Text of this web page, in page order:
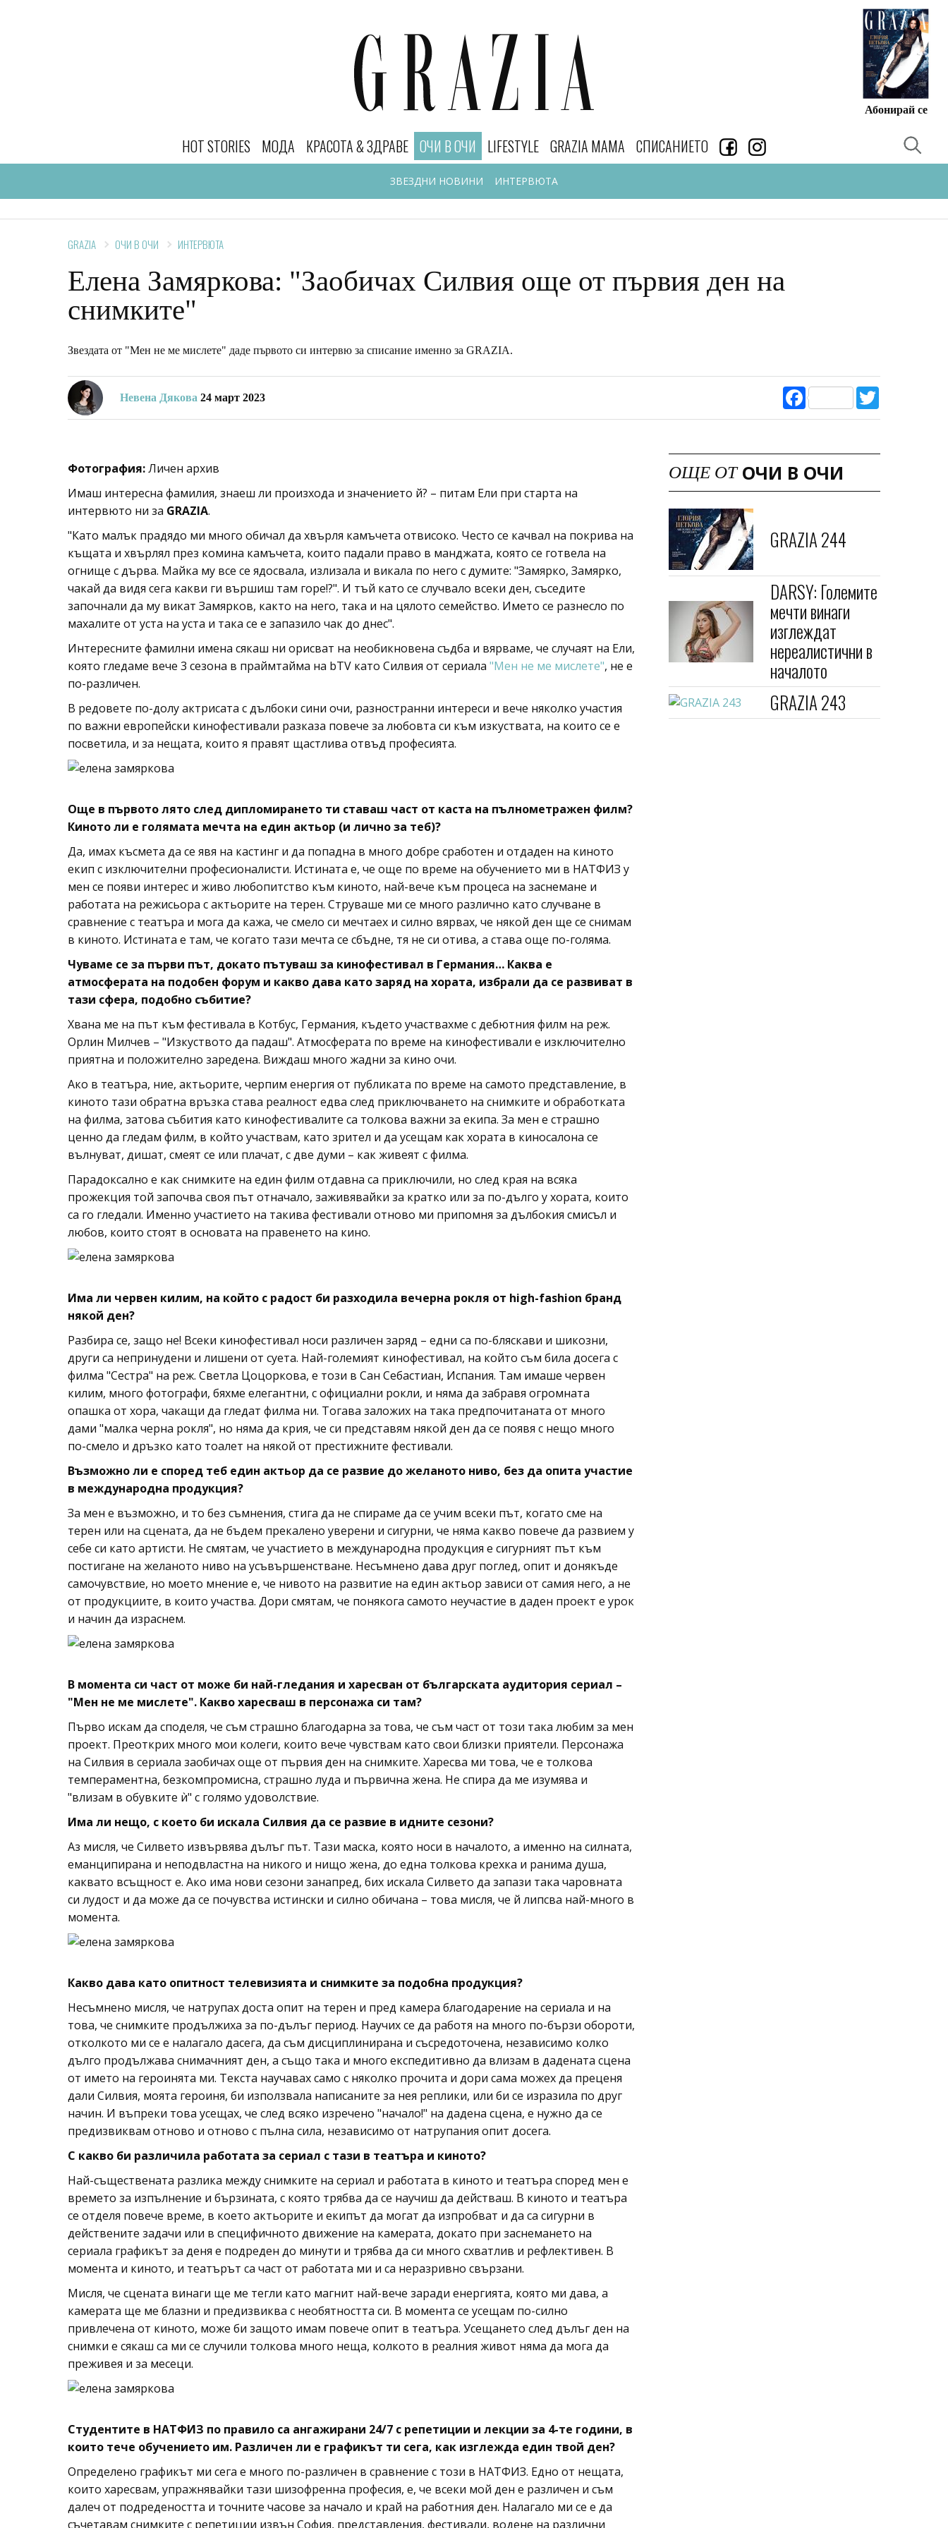
Абонирай се
HOT STORIES МОДА КРАСОТА & ЗДРАВЕ ОЧИ В ОЧИ
ЗВЕЗДНИ НОВИНИ ИНТЕРВЮТА
LIFESTYLE GRAZIA MAMA СПИСАНИЕТО
GRAZIA ОЧИ В ОЧИ ИНТЕРВЮТА
Елена Замяркова: "Заобичах Силвия още от първия ден на
снимките"
Звездата от "Мен не ме мислете" даде първото си интервю за списание именно за GRAZIA.
Невена Дякова 24 март 2023 Facebook
Фотография:Личен архив
Имаш интересна фамилия, знаеш ли произхода и значението й? – питам Ели при старта на
интервюто ни за GRAZIA.
"Като малък прадядо ми много обичал да хвърля камъчета отвисоко. Често се качвал на покрива на
къщата и хвърлял през комина камъчета, които падали право в манджата, която се готвела на
огнище с дърва. Майка му все се ядосвала, излизала и викала по него с думите: "Замярко, Замярко,
чакай да видя сега какви ги вършиш там горе!?". И тъй като се случвало всеки ден, съседите
започнали да му викат Замярков, както на него, така и на цялото семейство. Името се разнесло по
махалите от уста на уста и така се е запазило чак до днес".
Интересните фамилни имена сякаш ни орисват на необикновена съдба и вярваме, че случаят на Ели,
която гледаме вече 3 сезона в праймтайма на bTV като Силвия от сериала "Мен не ме мислете", не е
по-различен.
В редовете по-долу актрисата с дълбоки сини очи, разностранни интереси и вече няколко участия
по важни европейски кинофестивали разказа повече за любовта си към изкуствата, на които се е
посветила, и за нещата, които я правят щастлива отвъд професията.
Още в първото лято след дипломирането ти ставаш част от каста на пълнометражен филм?
Киното ли е голямата мечта на един актьор (и лично за теб)?
Да, имах късмета да се явя на кастинг и да попадна в много добре сработен и отдаден на киното
екип с изключителни професионалисти. Истината е, че още по време на обучението ми в НАТФИЗ у
мен се появи интерес и живо любопитство към киното, най-вече към процеса на заснемане и
работата на режисьора с актьорите на терен. Струваше ми се много различно като случване в
сравнение с театъра и мога да кажа, че смело си мечтаех и силно вярвах, че някой ден ще се снимам
в киното. Истината е там, че когато тази мечта се сбъдне, тя не си отива, а става още по-голяма.
Чуваме се за първи път, докато пътуваш за кинофестивал в Германия… Каква е
атмосферата на подобен форум и какво дава като заряд на хората, избрали да се развиват в
тази сфера, подобно събитие?
Хвана ме на път към фестивала в Котбус, Германия, където участвахме с дебютния филм на реж.
Орлин Милчев – "Изкуството да падаш". Атмосферата по време на кинофестивали е изключително
приятна и положително заредена. Виждаш много жадни за кино очи.
Ако в театъра, ние, актьорите, черпим енергия от публиката по време на самото представление, в
киното тази обратна връзка става реалност едва след приключването на снимките и обработката
на филма, затова събития като кинофестивалите са толкова важни за екипа. За мен е страшно
ценно да гледам филм, в който участвам, като зрител и да усещам как хората в киносалона се
вълнуват, дишат, смеят се или плачат, с две думи – как живеят с филма.
Парадоксално е как снимките на един филм отдавна са приключили, но след края на всяка
прожекция той започва своя път отначало, заживявайки за кратко или за по-дълго у хората, които
са го гледали. Именно участието на такива фестивали отново ми припомня за дълбокия смисъл и
любов, които стоят в основата на правенето на кино.
Има ли червен килим, на който с радост би разходила вечерна рокля от high-fashion бранд
някой ден?
Разбира се, защо не! Всеки кинофестивал носи различен заряд – едни са по-бляскави и шикозни,
други са непринудени и лишени от суета. Най-големият кинофестивал, на който съм била досега с
филма "Сестра" на реж. Светла Цоцоркова, е този в Сан Себастиан, Испания. Там имаше червен
килим, много фотографи, бяхме елегантни, с официални рокли, и няма да забравя огромната
опашка от хора, чакащи да гледат филма ни. Тогава заложих на така предпочитаната от много
дами "малка черна рокля", но няма да крия, че си представям някой ден да се появя с нещо много
по-смело и дръзко като тоалет на някой от престижните фестивали.
Възможно ли е според теб един актьор да се развие до желаното ниво, без да опита участие
в международна продукция?
За мен е възможно, и то без съмнения, стига да не спираме да се учим всеки път, когато сме на
терен или на сцената, да не бъдем прекалено уверени и сигурни, че няма какво повече да развием у
себе си като артисти. Не смятам, че участието в международна продукция е сигурният път към
постигане на желаното ниво на усъвършенстване. Несъмнено дава друг поглед, опит и донякъде
самочувствие, но моето мнение е, че нивото на развитие на един актьор зависи от самия него, а не
от продукциите, в които участва. Дори смятам, че понякога самото неучастие в даден проект е урок
и начин да израснем.
В момента си част от може би най-гледания и харесван от българската аудитория сериал –
"Мен не ме мислете". Какво харесваш в персонажа си там?
Първо искам да споделя, че съм страшно благодарна за това, че съм част от този така любим за мен
проект. Преоткрих много мои колеги, които вече чувствам като свои близки приятели. Персонажа
на Силвия в сериала заобичах още от първия ден на снимките. Харесва ми това, че е толкова
темпераментна, безкомпромисна, страшно луда и първична жена. Не спира да ме изумява и
"влизам в обувките ѝ" с голямо удоволствие.
Има ли нещо, с което би искала Силвия да се развие в идните сезони?
Аз мисля, че Силвето извървява дълъг път. Тази маска, която носи в началото, а именно на силната,
еманципирана и неподвластна на никого и нищо жена, до една толкова крехка и ранима душа,
каквато всъщност е. Ако има нови сезони занапред, бих искала Силвето да запази така чаровната
си лудост и да може да се почувства истински и силно обичана – това мисля, че й липсва най-много в
момента.
Какво дава като опитност телевизията и снимките за подобна продукция?
Несъмнено мисля, че натрупах доста опит на терен и пред камера благодарение на сериала и на
това, че снимките продължиха за по-дълъг период. Научих се да работя на много по-бързи обороти,
отколкото ми се е налагало дасега, да съм дисциплинирана и съсредоточена, независимо колко
дълго продължава снимачният ден, а също така и много експедитивно да влизам в дадената сцена
от името на героинята ми. Текста научавах само с няколко прочита и дори сама можех да преценя
дали Силвия, моята героиня, би използвала написаните за нея реплики, или би се изразила по друг
начин. И въпреки това усещах, че след всяко изречено "начало!" на дадена сцена, е нужно да се
предизвиквам отново и отново с пълна сила, независимо от натрупания опит досега.
С какво би различила работата за сериал с тази в театъра и киното?
Най-съществената разлика между снимките на сериал и работата в киното и театъра според мен е
времето за изпълнение и бързината, с която трябва да се научиш да действаш. В киното и театъра
се отделя повече време, в което актьорите и екипът да могат да изпробват и да са сигурни в
действените задачи или в специфичното движение на камерата, докато при заснемането на
сериала графикът за деня е подреден до минути и трябва да си много схватлив и рефлективен. В
момента и киното, и театърът са част от работата ми и са неразривно свързани.
Мисля, че сцената винаги ще ме тегли като магнит най-вече заради енергията, която ми дава, а
камерата ще ме блазни и предизвиква с необятността си. В момента се усещам по-силно
привлечена от киното, може би защото имам повече опит в театъра. Усещането след дълъг ден на
снимки е сякаш са ми се случили толкова много неща, колкото в реалния живот няма да мога да
преживея и за месеци.
Студентите в НАТФИЗ по правило са ангажирани 24/7 с репетиции и лекции за 4-те години, в
които тече обучението им. Различен ли е графикът ти сега, как изглежда един твой ден?
Определено графикът ми сега е много по-различен в сравнение с този в НАТФИЗ. Едно от нещата,
които харесвам, упражнявайки тази шизофренна професия, е, че всеки мой ден е различен и съм
далеч от подредеността и точните часове за начало и край на работния ден. Налагало ми се е да
съчетавам снимките с репетиции извън София, представления, фестивали, водене на различни
ОЩЕ ОТ ОЧИ В ОЧИ
GRAZIA 244
DARSY: Големите
мечти винаги
изглеждат
нереалистични в
началото
GRAZIA 243